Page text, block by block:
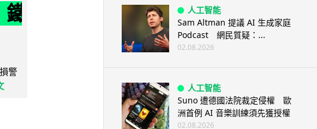
警
人工智能
Sam Altman 提議 AI 生成家庭
Podcast 網民質疑：...
02.08.2026
人工智能
Suno 遭德國法院裁定侵權 歐
洲首例 AI 音樂訓練須先獲授權
02.08.2026